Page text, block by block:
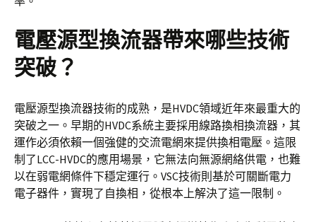
電壓源型換流器帶來哪些技術
突破？
電壓源型換流器技術的成熟，是HVDC領域近年來最重大的
突破之一。早期的HVDC系統主要採用線路換相換流器，其
運作必須依賴一個強健的交流電網來提供換相電壓。這限
制了LCC-HVDC的應用場景，它無法向無源網絡供電，也難
以在弱電網條件下穩定運行。VSC技術則基於可關斷電力
電子器件，實現了自換相，從根本上解決了這一限制。